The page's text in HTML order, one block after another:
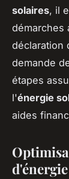
solaires, il
démarches
déclaration
demande
étapes
l'énergie
aides
d'énergie